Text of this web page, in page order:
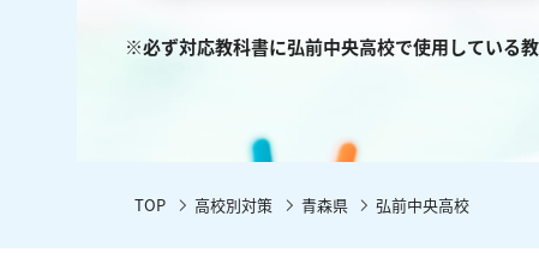
※必ず対応教科書に弘前中央高校で使用している
TOP 高校別対策 青森県 弘前中央高校